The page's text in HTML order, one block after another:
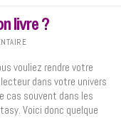
livre ?
vouliez rendre votre
dans votre univers
cas souvent dans les
Voici donc quelque